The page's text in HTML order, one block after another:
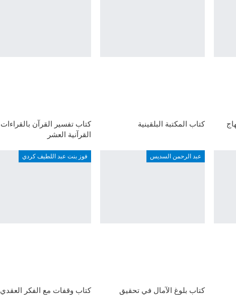
كتاب المكتبة البلقينية
كتاب تفسير القرآن بالقراءات
القرآنية العشر
عبد الرحمن السديس
كتاب بلوغ الآمال في تحقيق
فوز بنت عبد اللطيف كردي
كتاب وقفات مع الفكر العقدي